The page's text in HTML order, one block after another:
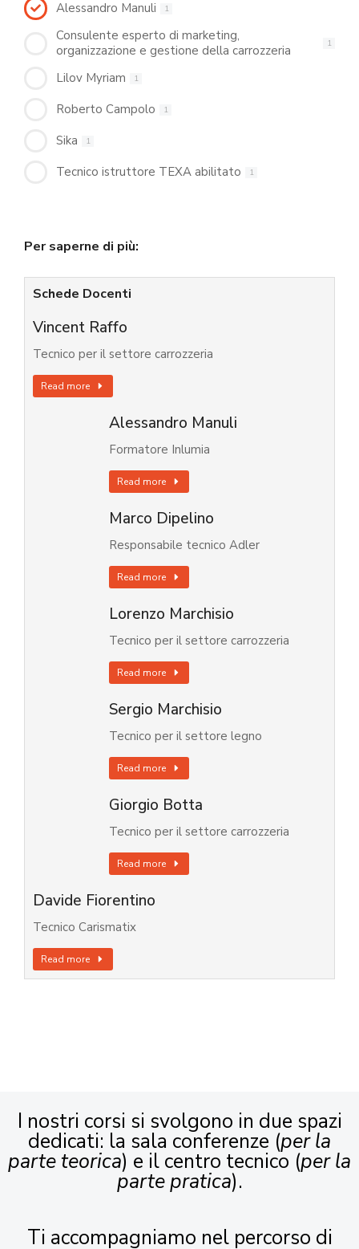
Alessandro Manuli 1
Consulente esperto di marketing,
organizzazione e gestione della carrozzeria
1
Lilov Myriam 1
Roberto Campolo 1
Sika 1
Tecnico istruttore TEXA abilitato 1
Per saperne di più:
Schede Docenti
Vincent Raffo
Tecnico per il settore carrozzeria
Read more
Alessandro Manuli
Formatore Inlumia
Read more
Marco Dipelino
Responsabile tecnico Adler
Read more
Lorenzo Marchisio
Tecnico per il settore carrozzeria
Read more
Sergio Marchisio
Tecnico per il settore legno
Read more
Giorgio Botta
Tecnico per il settore carrozzeria
Read more
Davide Fiorentino
Tecnico Carismatix
Read more
I nostri corsi si svolgono in due spazi
dedicati: la sala conferenze (per la
parte teorica) e il centro tecnico (per la
parte pratica).
Ti accompagniamo nel percorso di